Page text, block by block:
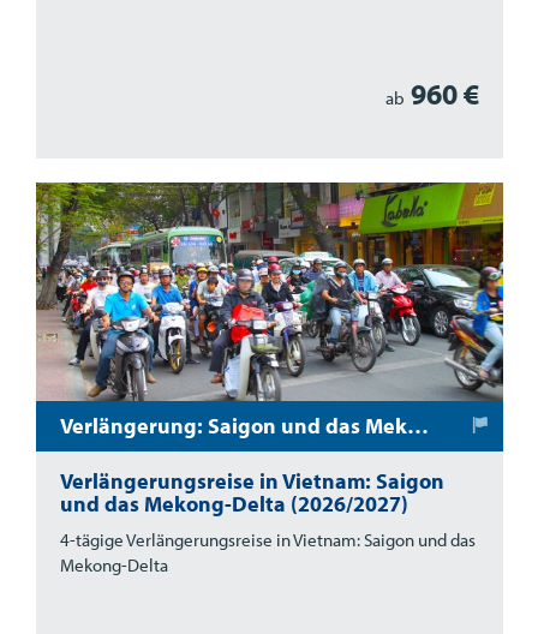
ab 960 €
Verlängerung: Saigon und das Mekong-Delta
Verlängerungsreise in Vietnam: Saigon
und das Mekong-Delta (2026/2027)
4-tägige Verlängerungsreise in Vietnam: Saigon und das
Mekong-Delta